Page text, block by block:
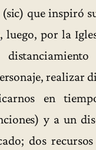
(sic) que inspiró
, luego, por la
realizar
en
y a un
dos